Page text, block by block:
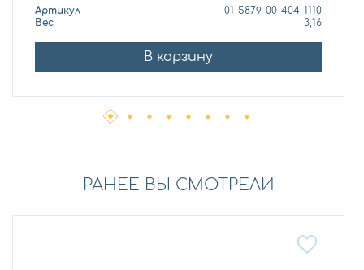
Артикул
01-5879-00-404-1110
Вес
3,16
В корзину
РАНЕЕ ВЫ СМОТРЕЛИ